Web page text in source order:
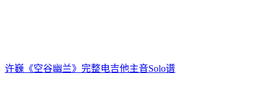
许巍《空谷幽兰》完整电吉他主音Solo谱